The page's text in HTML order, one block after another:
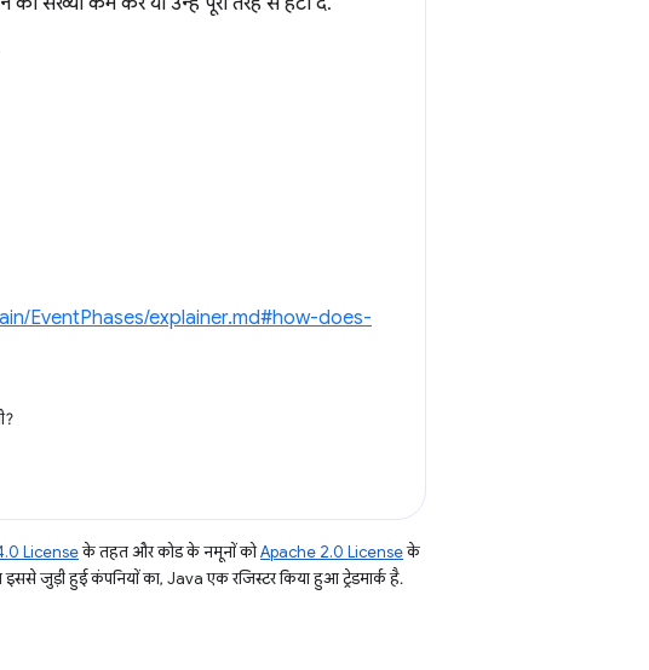
EventPhases/explainer.md#how-does-
Licenseके तहत और कोड के नमूनों कोApache 2.0 Licenseके
जुड़ी हुई कंपनियों का, Java एक रजिस्टर किया हुआ ट्रेडमार्क है.